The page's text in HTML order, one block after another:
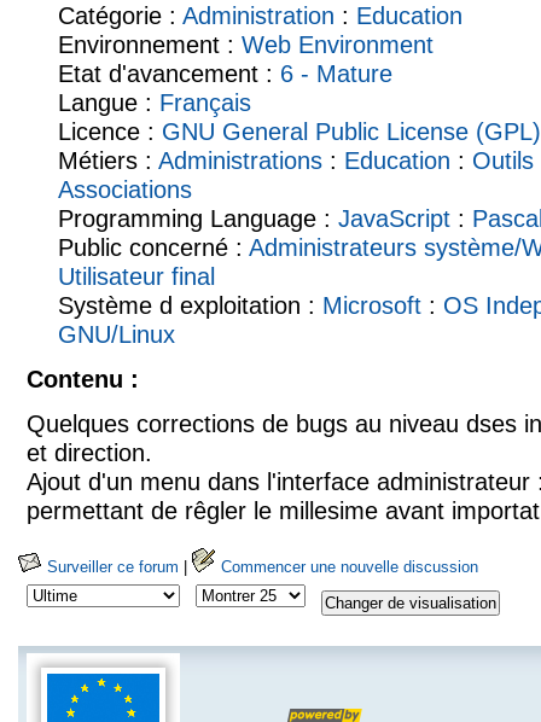
Catégorie : Administration : Education
Environnement : Web Environment
Etat d'avancement : 6 - Mature
Langue : Français
Licence : GNU General Public License (GPL)
Métiers : Administrations: Education : Outils
Associations
Programming Language : JavaScript:
Public concerné : Administrateurs système/
Utilisateur final
Système d exploitation : Microsoft: OS
GNU/Linux
Contenu :
Quelques corrections de bugs au niveau dses
et direction.
Ajout d'un menu dans l'interface administrateur
permettant de rêgler le millesime avant
Surveiller ce forum | Commencer une nouvelle discussion